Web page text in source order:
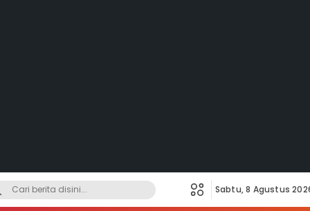
Sabtu, 8 Agustus